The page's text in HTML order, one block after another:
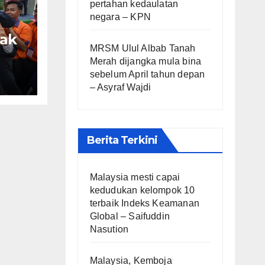
pertahan kedaulatan
negara – KPN
MRSM Ulul Albab Tanah
Merah dijangka mula bina
sebelum April tahun depan
– Asyraf Wajdi
Berita Terkini
Malaysia mesti capai
kedudukan kelompok 10
terbaik Indeks Keamanan
Global – Saifuddin
Nasution
Malaysia, Kemboja